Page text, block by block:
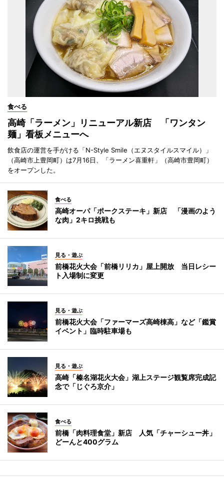
食べる
高崎「ラーメン」リニューアル新店 「ワンタン
麺」看板メニューへ
飲食店の運営を手がける「N-Style Smile（エヌスタイルスマイル）」
（高崎市上豊岡町）は7月16日、「ラーメン喜重軒」（高崎市豊岡町）
をオープンした。
食べる
高崎オーパ「ポークステーキ」新店 「漫画のよう
な肉」2キロ挑戦も
見る・遊ぶ
前橋花火大会「前橋リリカ」屋上開放 当日レシー
ト入場制に変更
見る・遊ぶ
前橋花火大会「ファーマーズ高崎棟高」など「鑑賞
イベント」臨時駐車場も
見る・遊ぶ
高崎「榛名湖花火大会」湖上ステージ観覧席完成記
念で「じぐろ京介」
食べる
前橋「肉料理食堂」新店 人気「チャーシュー丼」
どーんと400グラム